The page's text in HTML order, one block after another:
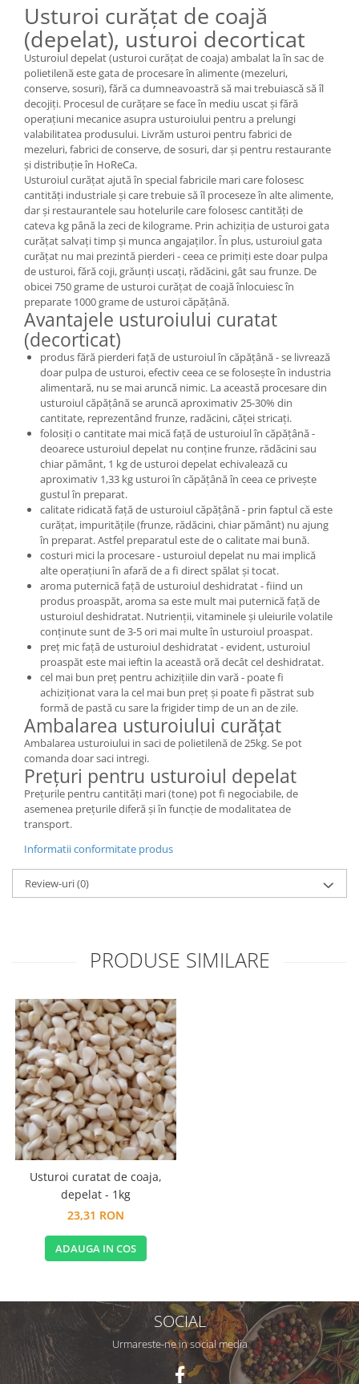
Usturoi curățat de coajă
(depelat), usturoi decorticat
Usturoiul depelat (usturoi curățat de coaja) ambalat la în sac de
polietilenă este gata de procesare în alimente (mezeluri,
conserve, sosuri), fără ca dumneavoastră să mai trebuiască să îl
decojiți. Procesul de curățare se face în mediu uscat și fără
operațiuni mecanice asupra usturoiului pentru a prelungi
valabilitatea produsului. Livrăm usturoi pentru fabrici de
mezeluri, fabrici de conserve, de sosuri, dar și pentru restaurante
și distribuție în HoReCa.
Usturoiul curățat ajută în special fabricile mari care folosesc
cantități industriale și care trebuie să îl proceseze în alte alimente,
dar și restaurantele sau hotelurile care folosesc cantități de
cateva kg până la zeci de kilograme. Prin achiziția de usturoi gata
curățat salvați timp și munca angajaților. În plus, usturoiul gata
curățat nu mai prezintă pierderi - ceea ce primiți este doar pulpa
de usturoi, fără coji, grăunți uscați, rădăcini, gât sau frunze. De
obicei 750 grame de usturoi curățat de coajă înlocuiesc în
preparate 1000 grame de usturoi căpățână.
Avantajele usturoiului curatat
(decorticat)
produs fără pierderi față de usturoiul în căpățână - se livrează
doar pulpa de usturoi, efectiv ceea ce se folosește în industria
alimentară, nu se mai aruncă nimic. La această procesare din
usturoiul căpățână se aruncă aproximativ 25-30% din
cantitate, reprezentând frunze, radăcini, căței stricați.
folosiți o cantitate mai mică față de usturoiul în căpățână -
deoarece usturoiul depelat nu conține frunze, rădăcini sau
chiar pământ, 1 kg de usturoi depelat echivalează cu
aproximativ 1,33 kg usturoi în căpățână în ceea ce privește
gustul în preparat.
calitate ridicată față de usturoiul căpățână - prin faptul că este
curățat, impuritățile (frunze, rădăcini, chiar pământ) nu ajung
în preparat. Astfel preparatul este de o calitate mai bună.
costuri mici la procesare - usturoiul depelat nu mai implică
alte operațiuni în afară de a fi direct spălat și tocat.
aroma puternică față de usturoiul deshidratat - fiind un
produs proaspăt, aroma sa este mult mai puternică față de
usturoiul deshidratat. Nutrienții, vitaminele și uleiurile volatile
conținute sunt de 3-5 ori mai multe în usturoiul proaspat.
preț mic față de usturoiul deshidratat - evident, usturoiul
proaspăt este mai ieftin la această oră decât cel deshidratat.
cel mai bun preț pentru achizițiile din vară - poate fi
achiziționat vara la cel mai bun preț și poate fi păstrat sub
formă de pastă cu sare la frigider timp de un an de zile.
Ambalarea usturoiului curățat
Ambalarea usturoiului in saci de polietilenă de 25kg. Se pot
comanda doar saci intregi.
Prețuri pentru usturoiul depelat
Prețurile pentru cantități mari (tone) pot fi negociabile, de
asemenea prețurile diferă și în funcție de modalitatea de
transport.
Informatii conformitate produs
Review-uri(0)
PRODUSE SIMILARE
Usturoi curatat de coaja,
depelat - 1kg
23,31 RON
ADAUGA IN COS
SOCIAL
Urmareste-ne in social media